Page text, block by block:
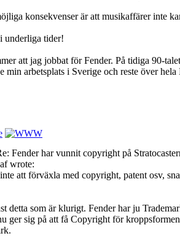
konsekvenser är att musikaffärer inte
underliga tider!
att jag jobbat för Fender. På tidiga 90-
min arbetsplats i Sverige och reste över
Fender har vunnit copyright på
wrote:
att förväxla med copyright, patent osv,
detta som är klurigt. Fender har ju
ger sig på att få Copyright för